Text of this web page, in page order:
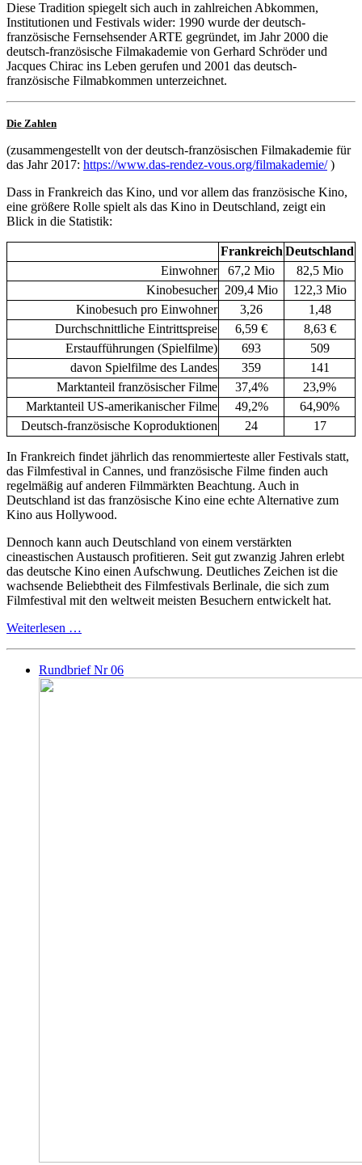
Diese Tradition spiegelt sich auch in zahlreichen Abkommen,
Institutionen und Festivals wider: 1990 wurde der deutsch-
französische Fernsehsender ARTE gegründet, im Jahr 2000 die
deutsch-französische Filmakademie von Gerhard Schröder und
Jacques Chirac ins Leben gerufen und 2001 das deutsch-
französische Filmabkommen unterzeichnet.
Die Zahlen
(zusammengestellt von der deutsch-französischen Filmakademie für
das Jahr 2017: https://www.das-rendez-vous.org/filmakademie/)
Dass in Frankreich das Kino, und vor allem das französische Kino,
eine größere Rolle spielt als das Kino in Deutschland, zeigt ein
Blick in die Statistik:
Frankreich Deutschland
Einwohner
67,2 Mio
82,5 Mio
Kinobesucher 209,4 Mio
122,3 Mio
Kinobesuch pro Einwohner
3,26
1,48
Durchschnittliche Eintrittspreise
6,59 €
8,63 €
Erstaufführungen (Spielfilme)
693
509
davon Spielfilme des Landes
359
141
Marktanteil französischer Filme
37,4%
23,9%
Marktanteil US-amerikanischer Filme
49,2%
64,90%
Deutsch-französische Koproduktionen
24 17
In Frankreich findet jährlich das renommierteste aller Festivals statt,
das Filmfestival in Cannes, und französische Filme finden auch
regelmäßig auf anderen Filmmärkten Beachtung. Auch in
Deutschland ist das französische Kino eine echte Alternative zum
Kino aus Hollywood.
Dennoch kann auch Deutschland von einem verstärkten
cineastischen Austausch profitieren. Seit gut zwanzig Jahren erlebt
das deutsche Kino einen Aufschwung. Deutliches Zeichen ist die
wachsende Beliebtheit des Filmfestivals Berlinale, die sich zum
Filmfestival mit den weltweit meisten Besuchern entwickelt hat.
Weiterlesen …
Rundbrief Nr 06